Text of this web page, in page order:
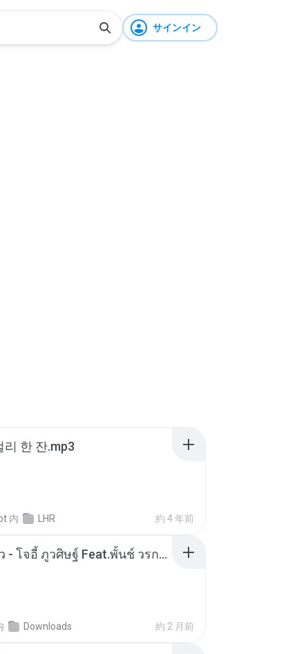
サインイン
리 한 잔.mp3
内 LHR 約 4 年前
หม้อหุงข้าว - โจอี้ ภูวศิษฐ์ Feat.พั้นช์ วรกาญจน์-315237.mp3
Downloads 約 2 月前